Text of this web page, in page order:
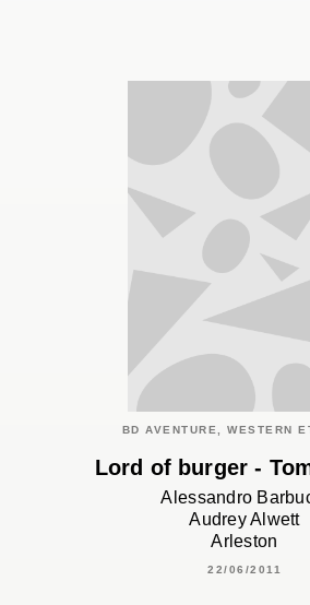
BD AVENTURE, WESTERN
Lord of burger -
Alessandro
Audrey Alwett
Arleston
22/06/2011